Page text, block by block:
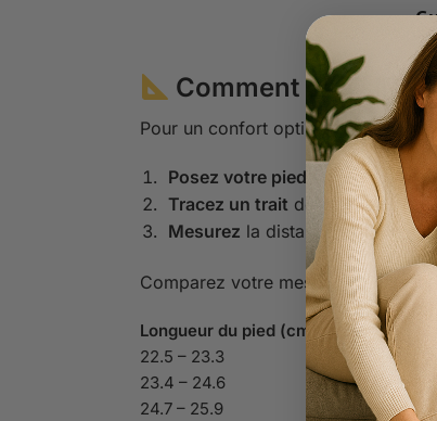
Comment choisir la
Pour un confort optimal, suivez ces
Posez votre pied sur une
Tracez un trait devant votre
Mesurez la distance entre le
Comparez votre mesure avec ce
Longueur du pied (cm)
22.5 – 23.3
23.4 – 24.6
24.7 – 25.9